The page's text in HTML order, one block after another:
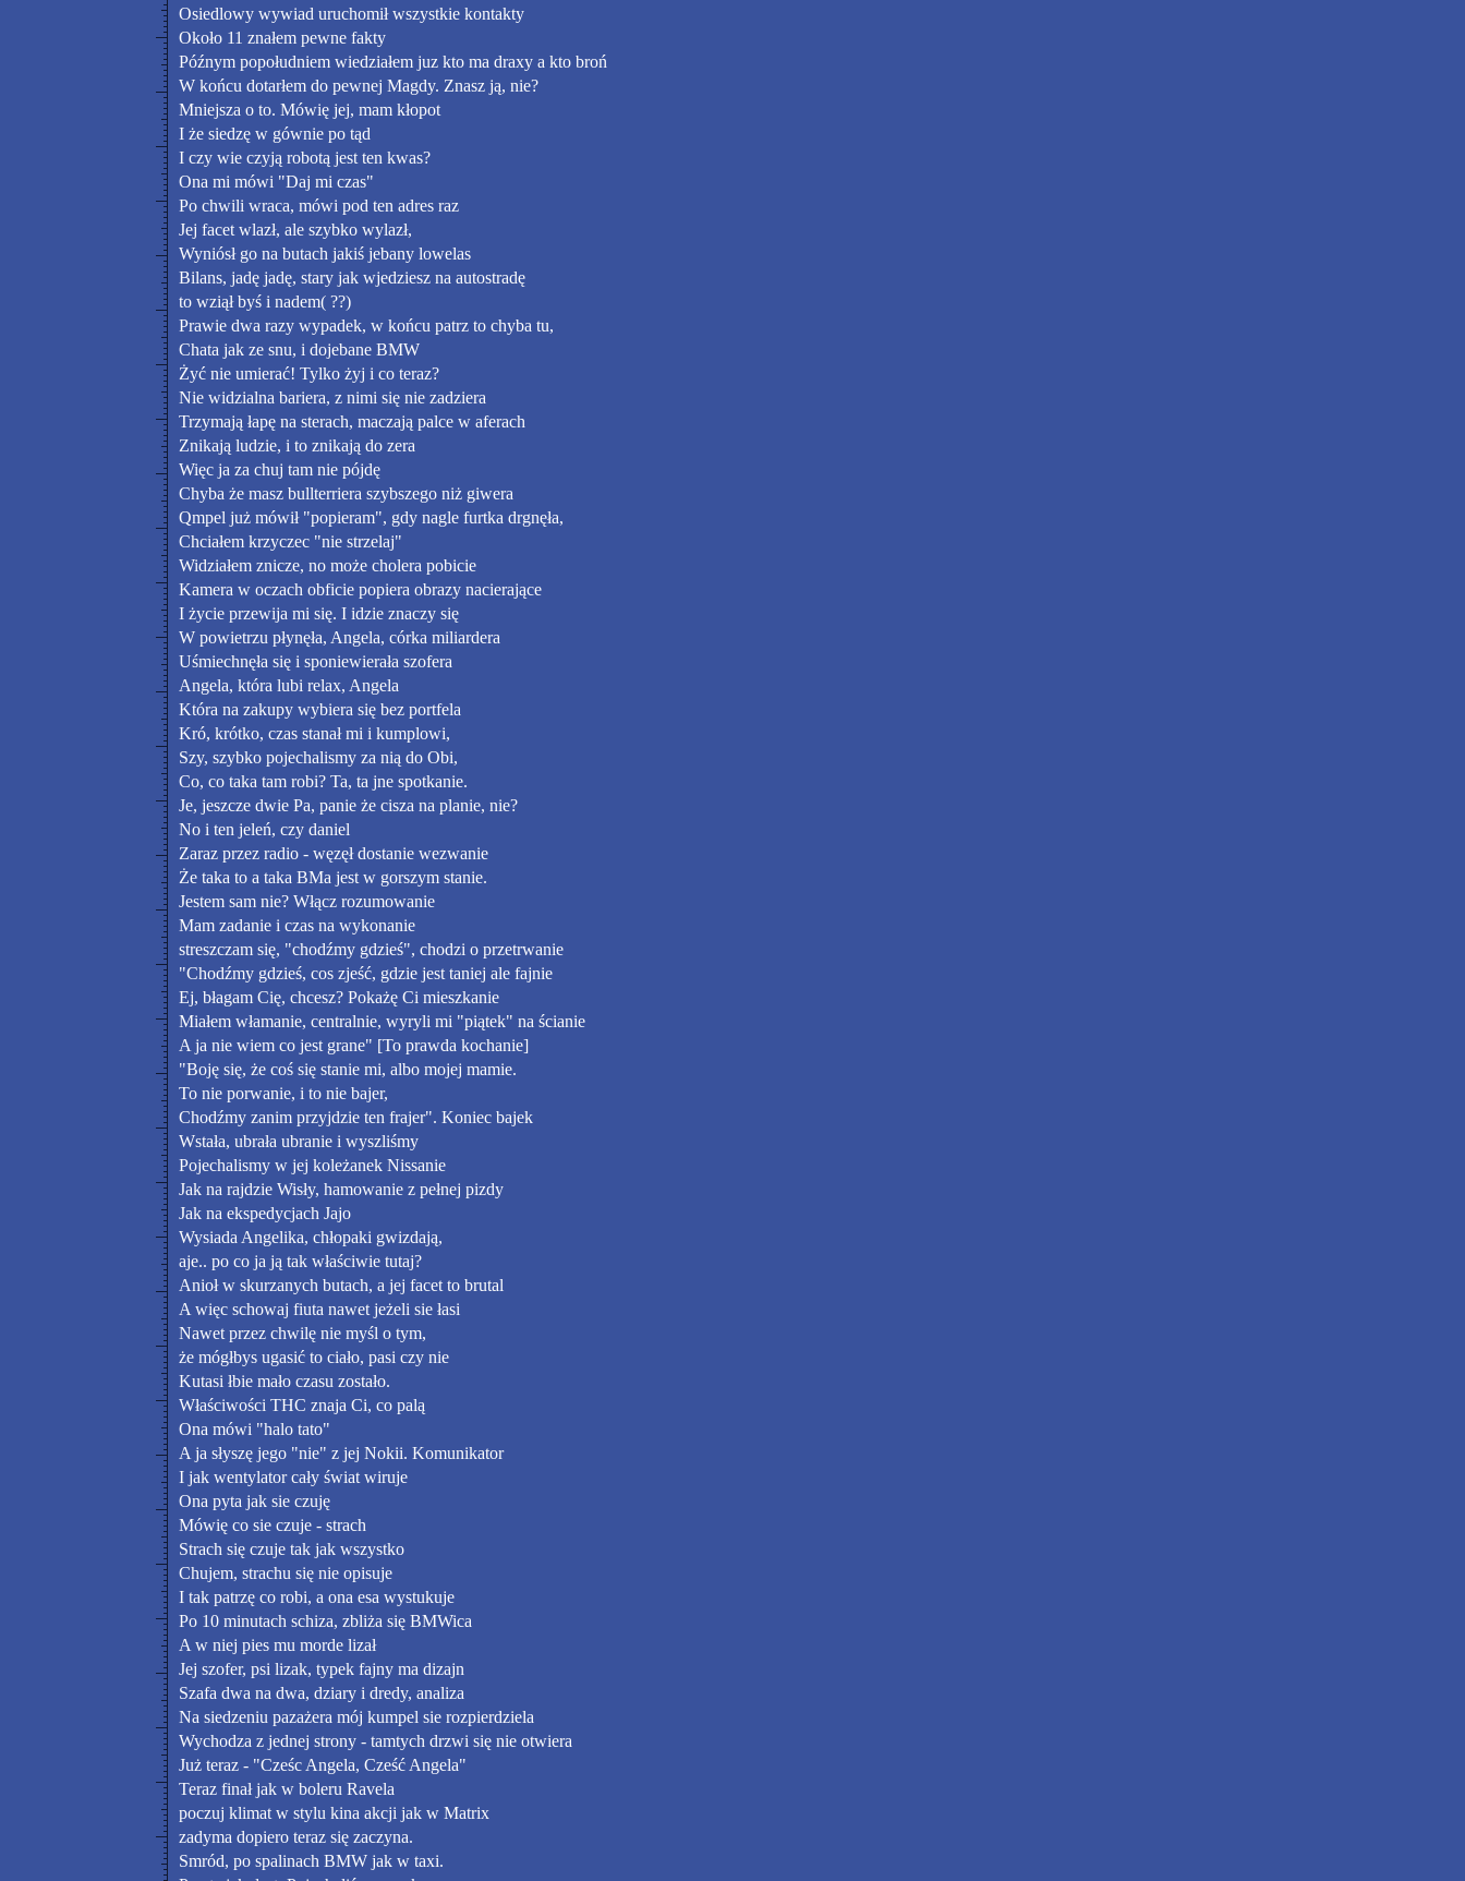
Osiedlowy wywiad uruchomił wszystkie kontakty
Około 11 znałem pewne fakty
Późnym popołudniem wiedziałem juz kto ma draxy a kto broń
W końcu dotarłem do pewnej Magdy. Znasz ją, nie?
Mniejsza o to. Mówię jej, mam kłopot
I że siedzę w gównie po tąd
I czy wie czyją robotą jest ten kwas?
Ona mi mówi "Daj mi czas"
Po chwili wraca, mówi pod ten adres raz
Jej facet wlazł, ale szybko wylazł,
Wyniósł go na butach jakiś jebany lowelas
Bilans, jadę jadę, stary jak wjedziesz na autostradę
to wziął byś i nadem( ??)
Prawie dwa razy wypadek, w końcu patrz to chyba tu,
Chata jak ze snu, i dojebane BMW
Żyć nie umierać! Tylko żyj i co teraz?
Nie widzialna bariera, z nimi się nie zadziera
Trzymają łapę na sterach, maczają palce w aferach
Znikają ludzie, i to znikają do zera
Więc ja za chuj tam nie pójdę
Chyba że masz bullterriera szybszego niż giwera
Qmpel już mówił "popieram", gdy nagle furtka drgnęła,
Chciałem krzyczec "nie strzelaj"
Widziałem znicze, no może cholera pobicie
Kamera w oczach obficie popiera obrazy nacierające
I życie przewija mi się. I idzie znaczy się
W powietrzu płynęła, Angela, córka miliardera
Uśmiechnęła się i sponiewierała szofera
Angela, która lubi relax, Angela
Która na zakupy wybiera się bez portfela
Kró, krótko, czas stanał mi i kumplowi,
Szy, szybko pojechalismy za nią do Obi,
Co, co taka tam robi? Ta, ta jne spotkanie.
Je, jeszcze dwie Pa, panie że cisza na planie, nie?
No i ten jeleń, czy daniel
Zaraz przez radio - węzęł dostanie wezwanie
Że taka to a taka BMa jest w gorszym stanie.
Jestem sam nie? Włącz rozumowanie
Mam zadanie i czas na wykonanie
streszczam się, "chodźmy gdzieś", chodzi o przetrwanie
"Chodźmy gdzieś, cos zjeść, gdzie jest taniej ale fajnie
Ej, błagam Cię, chcesz? Pokażę Ci mieszkanie
Miałem włamanie, centralnie, wyryli mi "piątek" na ścianie
A ja nie wiem co jest grane" [To prawda kochanie]
"Boję się, że coś się stanie mi, albo mojej mamie.
To nie porwanie, i to nie bajer,
Chodźmy zanim przyjdzie ten frajer". Koniec bajek
Wstała, ubrała ubranie i wyszliśmy
Pojechalismy w jej koleżanek Nissanie
Jak na rajdzie Wisły, hamowanie z pełnej pizdy
Jak na ekspedycjach Jajo
Wysiada Angelika, chłopaki gwizdają,
aje.. po co ja ją tak właściwie tutaj?
Anioł w skurzanych butach, a jej facet to brutal
A więc schowaj fiuta nawet jeżeli sie łasi
Nawet przez chwilę nie myśl o tym,
że mógłbys ugasić to ciało, pasi czy nie
Kutasi łbie mało czasu zostało.
Właściwości THC znaja Ci, co palą
Ona mówi "halo tato"
A ja słyszę jego "nie" z jej Nokii. Komunikator
I jak wentylator cały świat wiruje
Ona pyta jak sie czuję
Mówię co sie czuje - strach
Strach się czuje tak jak wszystko
Chujem, strachu się nie opisuje
I tak patrzę co robi, a ona esa wystukuje
Po 10 minutach schiza, zbliża się BMWica
A w niej pies mu morde lizał
Jej szofer, psi lizak, typek fajny ma dizajn
Szafa dwa na dwa, dziary i dredy, analiza
Na siedzeniu pazażera mój kumpel sie rozpierdziela
Wychodza z jednej strony - tamtych drzwi się nie otwiera
Już teraz - "Cześc Angela, Cześć Angela"
Teraz finał jak w boleru Ravela
poczuj klimat w stylu kina akcji jak w Matrix
zadyma dopiero teraz się zaczyna.
Smród, po spalinach BMW jak w taxi.